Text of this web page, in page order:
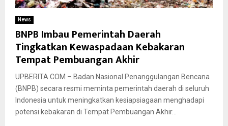
News
BNPB Imbau Pemerintah Daerah
Tingkatkan Kewaspadaan Kebakaran
Tempat Pembuangan Akhir
UPBERITA.COM – Badan Nasional Penanggulangan Bencana
(BNPB) secara resmi meminta pemerintah daerah di seluruh
Indonesia untuk meningkatkan kesiapsiagaan menghadapi
potensi kebakaran di Tempat Pembuangan Akhir...